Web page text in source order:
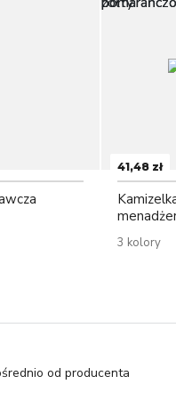
41,48 zł
3 kolory
od producenta